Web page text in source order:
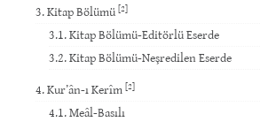
3. Kitap Bölümü [2]
3.1. Kitap Bölümü-Editörlü Eserde
3.2. Kitap Bölümü-Neşredilen Eserde
4. Kur’ân-ı Kerîm [2]
4.1. Meâl-Basılı